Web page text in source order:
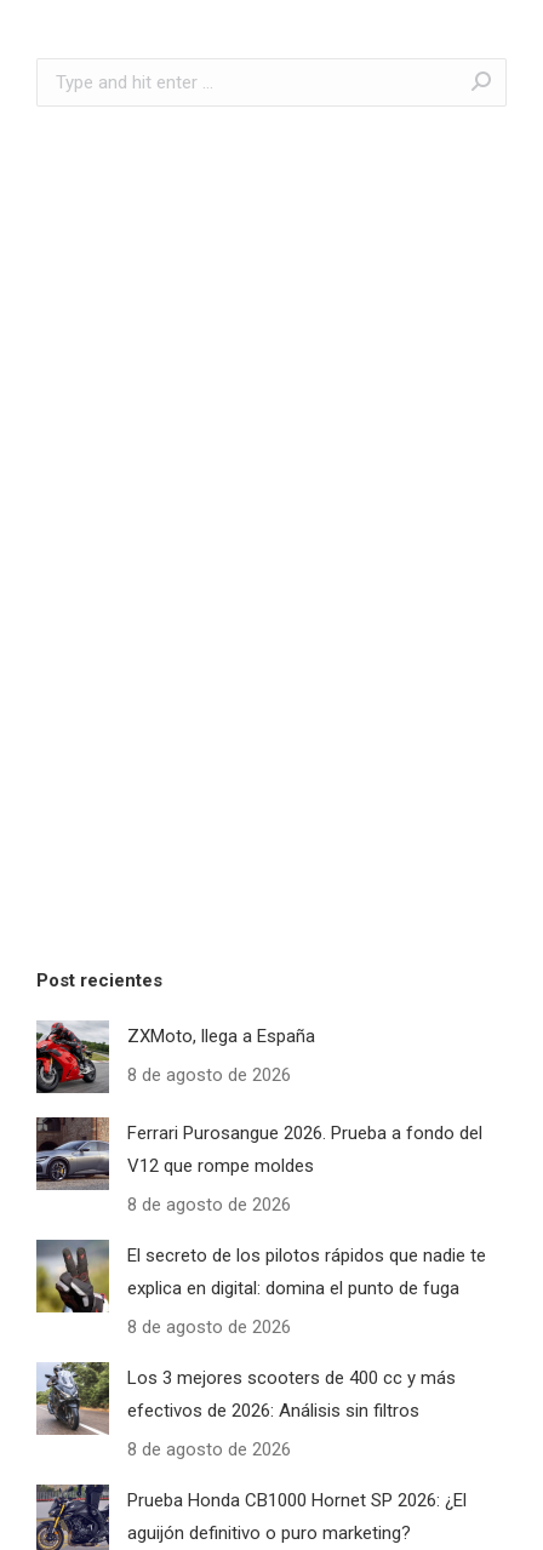
Search:
Post recientes
ZXMoto, llega a España
8 de agosto de 2026
Ferrari Purosangue 2026. Prueba a fondo del
V12 que rompe moldes
8 de agosto de 2026
El secreto de los pilotos rápidos que nadie te
explica en digital: domina el punto de fuga
8 de agosto de 2026
Los 3 mejores scooters de 400 cc y más
efectivos de 2026: Análisis sin filtros
8 de agosto de 2026
Prueba Honda CB1000 Hornet SP 2026: ¿El
aguijón definitivo o puro marketing?